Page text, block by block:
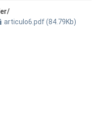
articulo6.pdf (84.79Kb)